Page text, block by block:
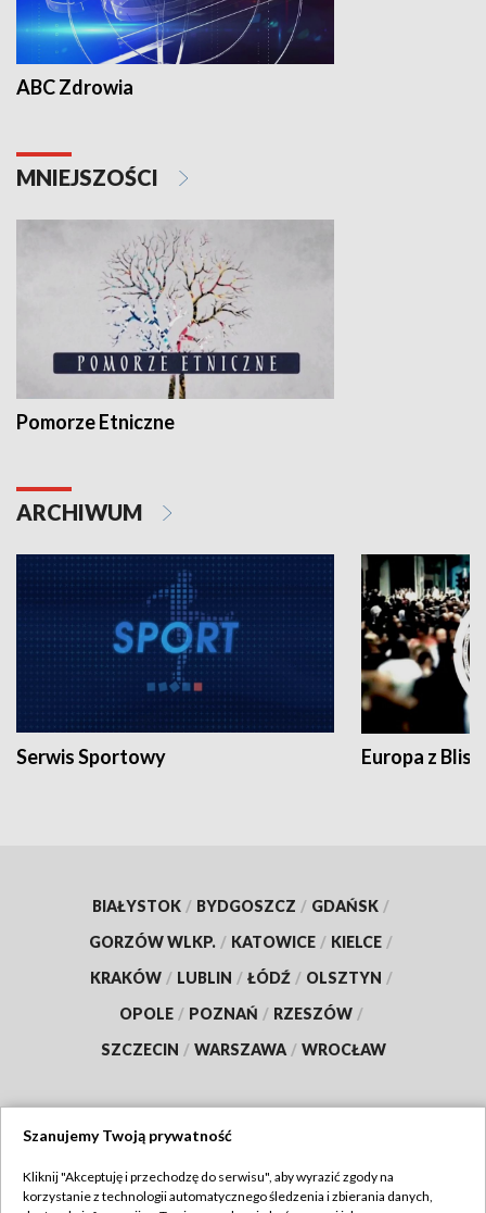
ABC Zdrowia
MNIEJSZOŚCI
Pomorze Etniczne
ARCHIWUM
Serwis Sportowy Europa z
BIAŁYSTOK / BYDGOSZCZ / GDAŃSK /
GORZÓW WLKP. / KATOWICE / KIELCE /
KRAKÓW / LUBLIN / ŁÓDŹ / OLSZTYN /
OPOLE / POZNAŃ / RZESZÓW /
SZCZECIN / WARSZAWA / WROCŁAW
TVP
Szanujemy Twoją prywatność
Kliknij "Akceptuję i przechodzę do serwisu", aby wyrazić zgody na
korzystanie z technologii automatycznego śledzenia i zbierania danych,